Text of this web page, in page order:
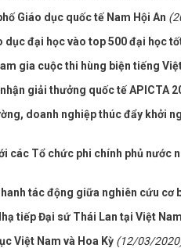
Giáo dục quốc tế Nam Hội An
dục đại học vào top 500 đại học
gia cuộc thi hùng biện tiếng
giải thưởng quốc tế APICTA
doanh nghiệp thúc đẩy khởi
các Tổ chức phi chính phủ
tác động giữa nghiên cứu cơ
tiếp Đại sứ Thái Lan tại Việt
Việt Nam và Hoa Kỳ (12/03/